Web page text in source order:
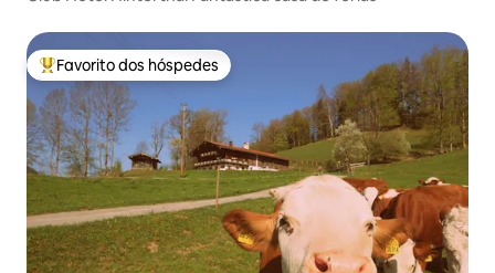
Favoritos dos hóspedes mais apreciados
Favorito dos hóspedes